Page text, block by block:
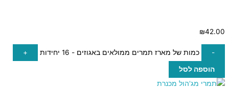
₪42.00
- כמות של מארז תמרים ממולאים באגוזים - 16 יחידות +
הוספה לסל